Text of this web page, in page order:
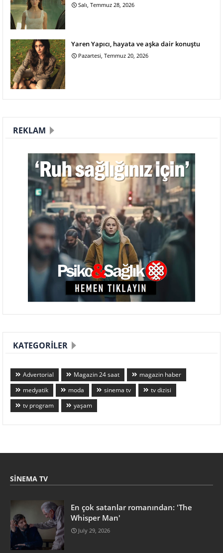
Salı, Temmuz 28, 2026
Yaren Yapıcı, hayata ve aşka dair konuştu
Pazartesi, Temmuz 20, 2026
REKLAM
KATEGORILER
Advertorial Magazin 24 saat
magazin haber
medyatik
moda sinema tv
tv dizisi
tv program
yaşam
SINEMA TV
En çok satanlar romanından: 'The
Whisper Man'
July 29, 2026